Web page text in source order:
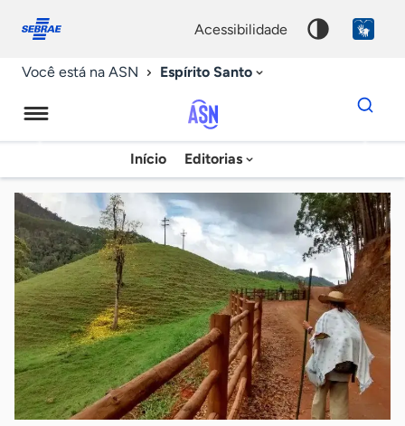
conosco
acessibilidade
Você está na ASN Espírito Santo
Agência
Sebrae
de
Notícias
Início Editorias
Dados
para
chave